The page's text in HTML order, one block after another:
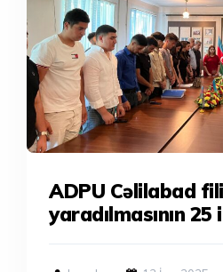
ADPU Cəlilabad
yaradılmasının 25 illiyi
Qurtuluş günü” ilə